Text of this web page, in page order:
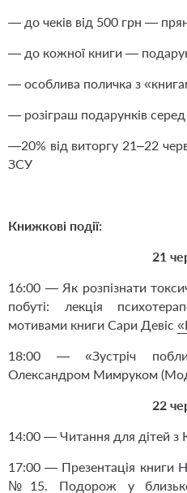
— до чеків від 500 грн —
— до кожної книги —
— особлива поличка з
— розіграш подарунків серед
—20% від виторгу 21–22
ЗСУ
Книжкові події:
21
16:00 — Як розпізнати
побуті: лекція
мотивами книги Сари Девіс
18:00 — «Зустріч
Олександром Мимруком
22
14:00 — Читання для дітей з
17:00 — Презентація книги
№15. Подорож у